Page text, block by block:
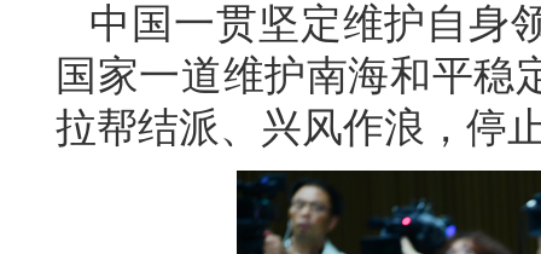
中国一贯坚定维护自身
国家一道维护南海和平稳
拉帮结派、兴风作浪，停